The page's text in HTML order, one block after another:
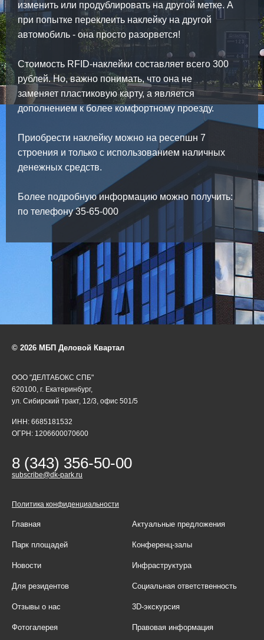
изменить или продублировать на другой метке. А
при попытке переклеить наклейку на другой
автомобиль - она просто разорвется!
Стоимость RFID-наклейки составляет всего 300
рублей. Но, важно понимать, что она не
заменяет пластиковую карту, а является
дополнением к более комфортному проезду.
Приобрести наклейку можно на ресепшн 7
строения и только с использованием наличных
денежных средств.
Более подробную информацию можно получить:
по телефону 35-65-000
© 2026 МБП Деловой Квартал
ООО "ДЕЛТАБОКС СПБ"
620100, г. Екатеринбург,
ул. Сибирский тракт, 12/3, офис 501/5
ИНН: 6685181532
ОГРН: 1206600070600
8 (343) 356-50-00
subscribe@dk-park.ru
Политика конфиденциальности
Главная Актуальные предложения
Парк площадей Конференц-залы
Новости Инфраструктура
Для резидентов Социальная ответственность
Отзывы о нас 3D-экскурсия
Фотогалерея Правовая информация